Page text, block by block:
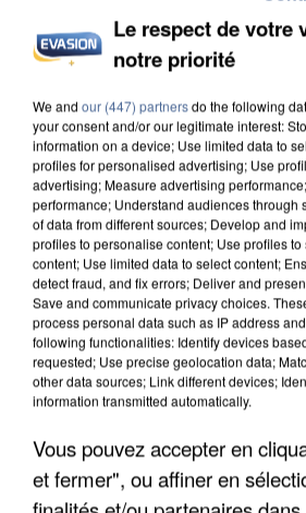
L’UN DES FONDATEURS
MAFIA INTERPELLÉ EN
Le respect de votre
notre priorité
We and our (447) partnersdo the following
your consent and/or our legitimate interest:
information on a device; Use limited data to
profiles for personalised advertising; Use
advertising; Measure advertising
performance; Understand audiences through
of data from different sources; Develop and
profiles to personalise content; Use profiles
content; Use limited data to select content;
detect fraud, and fix errors; Deliver and
Save and communicate privacy choices.
process personal data such as IP address
following functionalities: Identify devices
requested; Use precise geolocation data;
other data sources; Link different devices;
information transmitted automatically.
Vous pouvez accepter en
et fermer", ou affiner en